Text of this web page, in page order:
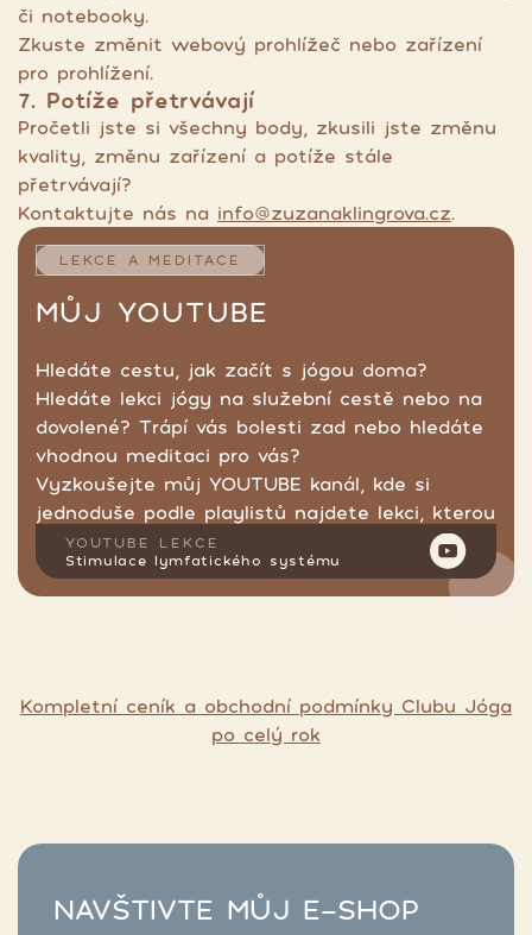
či notebooky.
Zkuste změnit webový prohlížeč nebo zařízení
pro prohlížení.
7. Potíže přetrvávají
Pročetli jste si všechny body, zkusili jste změnu
kvality, změnu zařízení a potíže stále
přetrvávají?
Kontaktujte nás na info@zuzanaklingrova.cz.
LEKCE A MEDITACE
MŮJ YOUTUBE
Hledáte cestu, jak začít s jógou doma?
Hledáte lekci jógy na služební cestě nebo na
dovolené? Trápí vás bolesti zad nebo hledáte
vhodnou meditaci pro vás?
Vyzkoušejte můj YOUTUBE kanál, kde si
jednoduše podle playlistů najdete lekci, kterou
hledáte.
YOUTUBE LEKCE
Stimulace lymfatického systému
Kompletní ceník a obchodní podmínky Clubu Jóga
po celý rok
NAVŠTIVTE MŮJ E-SHOP